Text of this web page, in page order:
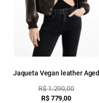
Jaqueta Vegan leather Aged
R$ 1.290,00
R$ 779,00